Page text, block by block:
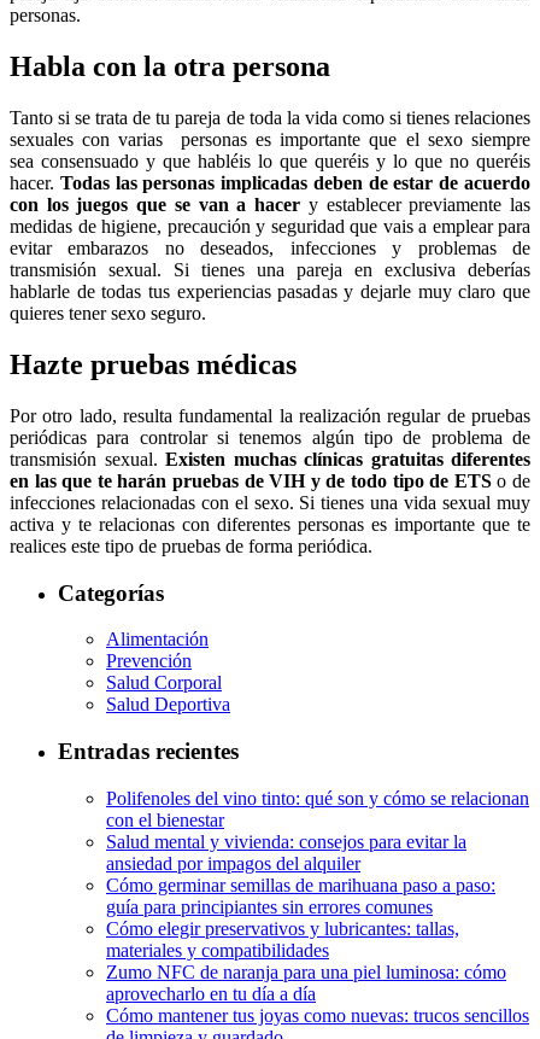
personas.
Habla con la otra persona
Tanto si se trata de tu pareja de toda la vida como si tienes relaciones
sexuales con varias personas es importante que el sexo siempre
sea consensuado y que habléis lo que queréis y lo que no queréis
hacer. Todas las personas implicadas deben de estar de acuerdo
con los juegos que se van a hacer y establecer previamente las
medidas de higiene, precaución y seguridad que vais a emplear para
evitar embarazos no deseados, infecciones y problemas de
transmisión sexual. Si tienes una pareja en exclusiva deberías
hablarle de todas tus experiencias pasadas y dejarle muy claro que
quieres tener sexo seguro.
Hazte pruebas médicas
Por otro lado, resulta fundamental la realización regular de pruebas
periódicas para controlar si tenemos algún tipo de problema de
transmisión sexual. Existen muchas clínicas gratuitas diferentes
en las que te harán pruebas de VIH y de todo tipo de ETSo de
infecciones relacionadas con el sexo. Si tienes una vida sexual muy
activa y te relacionas con diferentes personas es importante que te
realices este tipo de pruebas de forma periódica.
Categorías
Alimentación
Prevención
Salud Corporal
Salud Deportiva
Entradas recientes
Polifenoles del vino tinto: qué son y cómo se relacionan
con el bienestar
Salud mental y vivienda: consejos para evitar la
ansiedad por impagos del alquiler
Cómo germinar semillas de marihuana paso a paso:
guía para principiantes sin errores comunes
Cómo elegir preservativos y lubricantes: tallas,
materiales y compatibilidades
Zumo NFC de naranja para una piel luminosa: cómo
aprovecharlo en tu día a día
Cómo mantener tus joyas como nuevas: trucos sencillos